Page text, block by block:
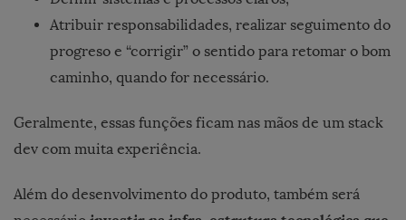
Atribuir responsabilidades, realizar seguimento do
progreso e “corrigir” o sentido para retomar o bom
caminho, quando for necessário.
Geralmente, essas funções ficam nas mãos de um stack
dev com muita experiência.
Além do desenvolvimento do produto, também será